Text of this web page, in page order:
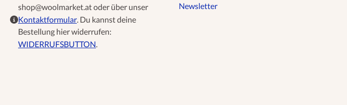
shop@woolmarket.at oder über unser
Kontaktformular. Du kannst deine
Bestellung hier widerrufen:
WIDERRUFSBUTTON.
Newsletter